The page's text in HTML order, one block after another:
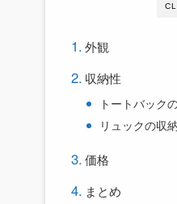
外観
収納性
トートバック
リュックの収
価格
まとめ